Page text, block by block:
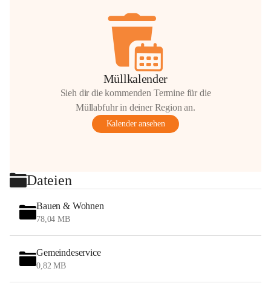
Müllkalender
Sieh dir die kommenden Termine für die
Müllabfuhr in deiner Region an.
Kalender ansehen
Dateien
Bauen & Wohnen
78,04 MB
Gemeindeservice
0,82 MB